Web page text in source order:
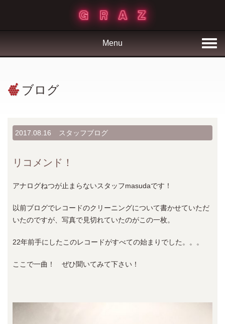
Menu
ブログ
2017.08.16 スタッフブログ
リコメンド！
アナログねつが止まらないスタッフmasudaです！
以前ブログでレコードのクリーニングについて書かせていただ
いたのですが、写真で見切れていたのがこの一枚。
22年前手にしたこのレコードがすべての始まりでした。。。
ここで一曲！ ぜひ聞いてみて下さい！